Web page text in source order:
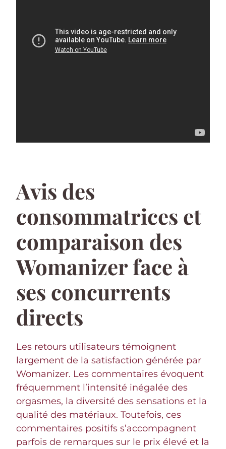
Avis des
consommatrices et
comparaison des
Womanizer face à
ses concurrents
directs
Les retours utilisateurs témoignent
largement de la satisfaction générée par
Womanizer. Les commentaires évoquent
fréquemment l’intensité inégalée des
orgasmes, la diversité des sensations et la
qualité des matériaux. Toutefois, ces
commentaires positifs s’accompagnent
parfois de remarques sur le prix élevé et la